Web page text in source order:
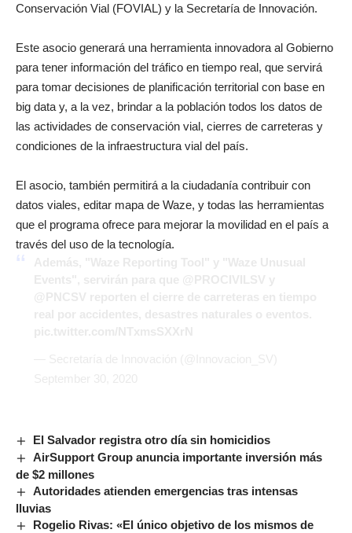
Conservación Vial (FOVIAL) y la Secretaría de Innovación.
Este asocio generará una herramienta innovadora al Gobierno
para tener información del tráfico en tiempo real, que servirá
para tomar decisiones de planificación territorial con base en
big data y, a la vez, brindar a la población todos los datos de
las actividades de conservación vial, cierres de carreteras y
condiciones de la infraestructura vial del país.
El asocio, también permitirá a la ciudadanía contribuir con
datos viales, editar mapa de Waze, y todas las herramientas
que el programa ofrece para mejorar la movilidad en el país a
través del uso de la tecnología.
El Salvador registra otro día sin homicidios
AirSupport Group anuncia importante inversión más
de $2 millones
Autoridades atienden emergencias tras intensas
lluvias
Rogelio Rivas: «El único objetivo de los mismos de